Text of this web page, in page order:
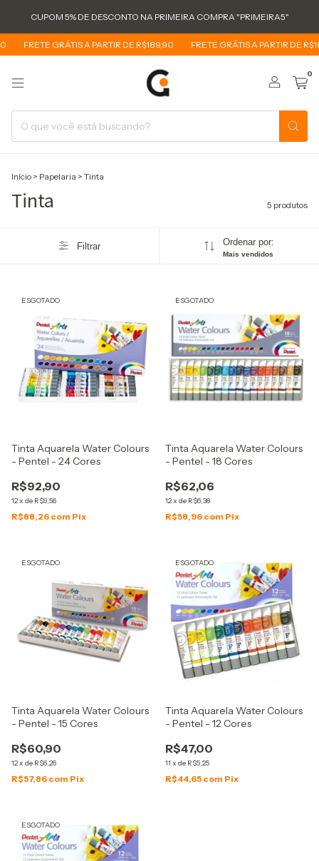
CUPOM 5% DE DESCONTO NA PRIMEIRA COMPRA "PRIMEIRA5"
FRETE GRÁTIS A PARTIR DE R$189,90 FRETE GRÁTIS A PARTIR DE
0
Início > Papelaria > Tinta
Tinta 5 produtos
Filtrar Ordenar por:
Mais vendidos
ESGOTADO
Tinta Aquarela Water Colours
- Pentel - 24 Cores
R$92,90
12x de R$9,56
R$88,26 com Pix
ESGOTADO
Tinta Aquarela Water Colours
- Pentel - 18 Cores
R$62,06
12x de R$6,38
R$58,96 com Pix
ESGOTADO
Tinta Aquarela Water Colours
- Pentel - 15 Cores
R$60,90
12x de R$6,26
R$57,86 com Pix
ESGOTADO
Tinta Aquarela Water Colours
- Pentel - 12 Cores
R$47,00
11 x de R$5,25
R$44,65 com Pix
ESGOTADO